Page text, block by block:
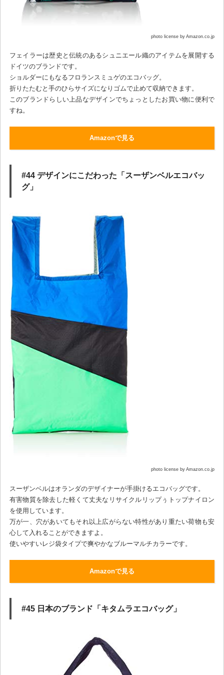
photo license by Amazon.co.jp
フェイラーは歴史と伝統のあるシュニエール織のアイテムを展開する
ドイツのブランドです。
ショルダーにもなるフロランスミュゲのエコバッグ。
折りたたむと手のひらサイズになりゴムで止めて収納できます。
このブランドらしい上品なデザインでちょっとしたお買い物に便利で
すね。
Amazonで見る
#44 デザインにこだわった「スーザンベルエコバッ
グ」
photo license by Amazon.co.jp
スーザンベルはオランダのデザイナーが手掛けるエコバッグです。
有害物質を除去した軽くて丈夫なリサイクルリップぅトップナイロン
を使用しています。
万が一、穴があいてもそれ以上広がらない特性があり重たい荷物も安
心して入れることができますよ。
使いやすいレジ袋タイプで爽やかなブルーマルチカラーです。
Amazonで見る
#45 日本のブランド「キタムラエコバッグ」